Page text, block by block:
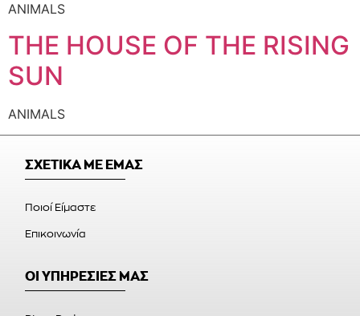
ANIMALS
THE HOUSE OF THE RISING
SUN
ANIMALS
ΣΧΕΤΙΚΑ ΜΕ ΕΜΑΣ
Ποιοί Είμαστε
Επικοινωνία
ΟΙ ΥΠΗΡΕΣΙΕΣ ΜΑΣ